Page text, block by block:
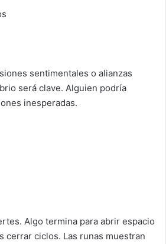
sentimentales o alianzas
será clave. Alguien podría
inesperadas.
Algo termina para abrir espacio
cerrar ciclos. Las runas muestran